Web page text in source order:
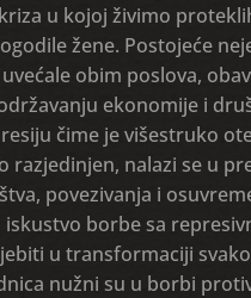
u kojoj živimo
žene. Postojeće
obim poslova,
ekonomije i
čime je višestruko
razjedinjen, nalazi se u
povezivanja i
iskustvo borbe sa
u transformaciji
nužni su u borbi